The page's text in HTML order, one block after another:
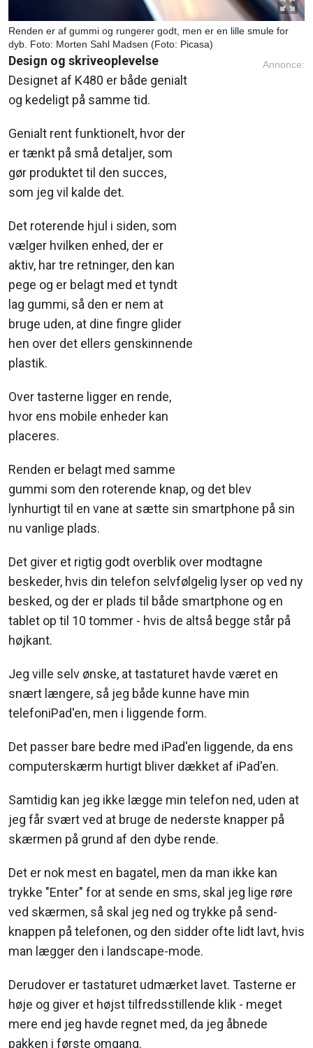
Renden er af gummi og rungerer godt, men er en lille smule for
dyb. Foto: Morten Sahl Madsen (Foto: Picasa)
Annonce:
Design og skriveoplevelse
Designet af K480 er både genialt
og kedeligt på samme tid.
Genialt rent funktionelt, hvor der
er tænkt på små detaljer, som
gør produktet til den succes,
som jeg vil kalde det.
Det roterende hjul i siden, som
vælger hvilken enhed, der er
aktiv, har tre retninger, den kan
pege og er belagt med et tyndt
lag gummi, så den er nem at
bruge uden, at dine fingre glider
hen over det ellers genskinnende
plastik.
Over tasterne ligger en rende,
hvor ens mobile enheder kan
placeres.
Renden er belagt med samme
gummi som den roterende knap, og det blev
lynhurtigt til en vane at sætte sin smartphone på sin
nu vanlige plads.
Det giver et rigtig godt overblik over modtagne
beskeder, hvis din telefon selvfølgelig lyser op ved ny
besked, og der er plads til både smartphone og en
tablet op til 10 tommer - hvis de altså begge står på
højkant.
Jeg ville selv ønske, at tastaturet havde været en
snært længere, så jeg både kunne have min
telefoniPad'en, men i liggende form.
Det passer bare bedre med iPad'en liggende, da ens
computerskærm hurtigt bliver dækket af iPad'en.
Samtidig kan jeg ikke lægge min telefon ned, uden at
jeg får svært ved at bruge de nederste knapper på
skærmen på grund af den dybe rende.
Det er nok mest en bagatel, men da man ikke kan
trykke "Enter" for at sende en sms, skal jeg lige røre
ved skærmen, så skal jeg ned og trykke på send-
knappen på telefonen, og den sidder ofte lidt lavt, hvis
man lægger den i landscape-mode.
Derudover er tastaturet udmærket lavet. Tasterne er
høje og giver et højst tilfredsstillende klik - meget
mere end jeg havde regnet med, da jeg åbnede
pakken i første omgang.